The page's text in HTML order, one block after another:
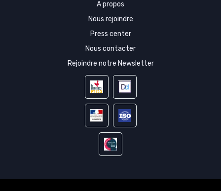
A propos
Nous rejoindre
Press center
Nous contacter
Rejoindre notre Newsletter